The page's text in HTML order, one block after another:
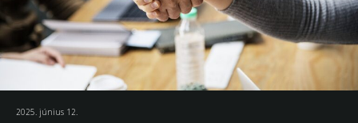
2025. június 12.